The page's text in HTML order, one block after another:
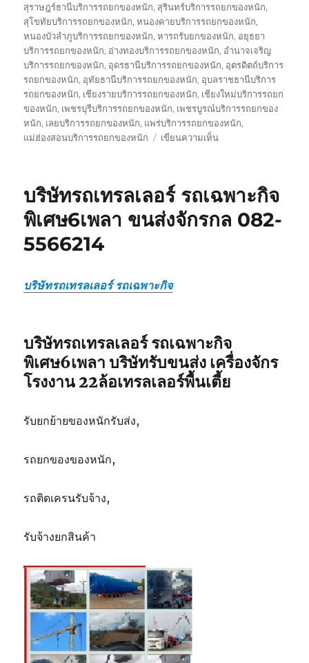
สุราษฎร์ธานีบริการรถยกของหนัก, สุรินทร์บริการรถยกของหนัก,
สุโขทัยบริการรถยกของหนัก,หนองคายบริการรถยกของหนัก,
หนองบัวลำภูบริการรถยกของหนัก,หารถรับยกของหนัก, อยุธยา
บริการรถยกของหนัก, อ่างทองบริการรถยกของหนัก, อำนาจเจริญ
บริการรถยกของหนัก, อุดรธานีบริการรถยกของหนัก, อุตรดิตถ์บริการ
รถยกของหนัก, อุทัยธานีบริการรถยกของหนัก, อุบลราชธานีบริการ
รถยกของหนัก, เชียงรายบริการรถยกของหนัก, เชียงใหม่บริการรถยก
ของหนัก, เพชรบุรีบริการรถยกของหนัก, เพชรบูรณ์บริการรถยกของ
หนัก, เลยบริการรถยกของหนัก, แพร่บริการรถยกของหนัก,
แม่ฮ่องสอนบริการรถยกของหนัก
เขียนความเห็นบน
ของ
10
5
ตัน
บริษัทรถเทรลเลอร์ รถเฉพาะกิจ
พิเศษ6เพลา ขนส่งจักรกล 082-
5566214
บริษัทรถเทรลเลอร์ รถเฉพาะกิจ
บริษัทรถเทรลเลอร์ รถเฉพาะกิจ
พิเศษ6เพลา บริษัทรับขนส่ง เครื่องจักร
โรงงาน 22ล้อเทรลเลอร์พื้นเตี้ย
รับยกย้ายของหนักรับส่ง,
รถยกของของหนัก,
รถติดเครนรับจ้าง,
รับจ้างยกสินค้า